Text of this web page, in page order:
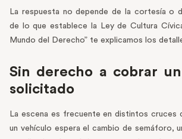
La respuesta no depende de la cortesía o
de lo que establece la Ley de Cultura
Mundo del Derecho” te explicamos los
Sin derecho a cobrar
solicitado
La escena es frecuente en distintos cruces
un vehículo espera el cambio de semáforo,